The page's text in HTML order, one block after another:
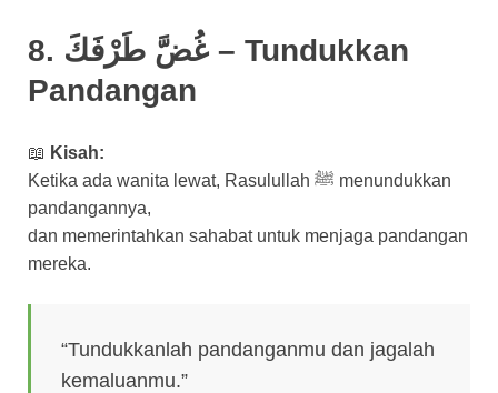
8. غُضَّ طَرْفَكَ – Tundukkan
Pandangan
📖 Kisah:
Ketika ada wanita lewat, Rasulullah ﷺ menundukkan
pandangannya,
dan memerintahkan sahabat untuk menjaga pandangan
mereka.
“Tundukkanlah pandanganmu dan jagalah
kemaluanmu.”